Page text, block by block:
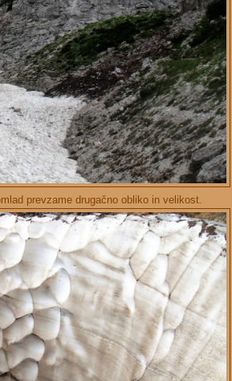
prevzame drugačno obliko in velikost.